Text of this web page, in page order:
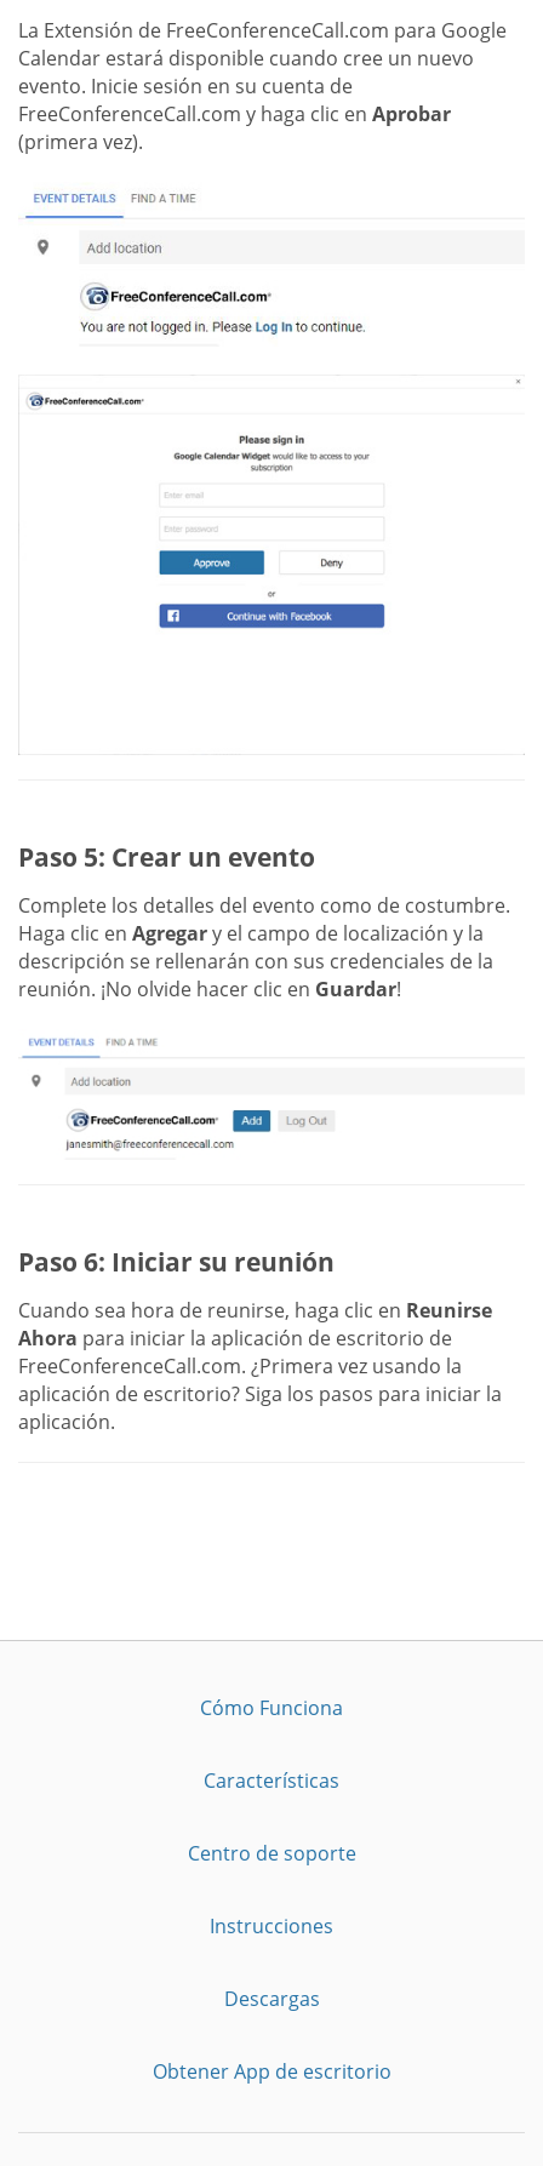
La Extensión de FreeConferenceCall.com para Google
Calendar estará disponible cuando cree un nuevo
evento. Inicie sesión en su cuenta de
FreeConferenceCall.com y haga clic en Aprobar
(primera vez).
Paso 5: Crear un evento
Complete los detalles del evento como de costumbre.
Haga clic en Agregary el campo de localización y la
descripción se rellenarán con sus credenciales de la
reunión. ¡No olvide hacer clic en Guardar!
Paso 6: Iniciar su reunión
Cuando sea hora de reunirse, haga clic en Reunirse
Ahora para iniciar la aplicación de escritorio de
FreeConferenceCall.com. ¿Primera vez usando la
aplicación de escritorio? Siga los pasos para iniciar la
aplicación.
Cómo Funciona
Características
Centro de soporte
Instrucciones
Descargas
Obtener App de escritorio